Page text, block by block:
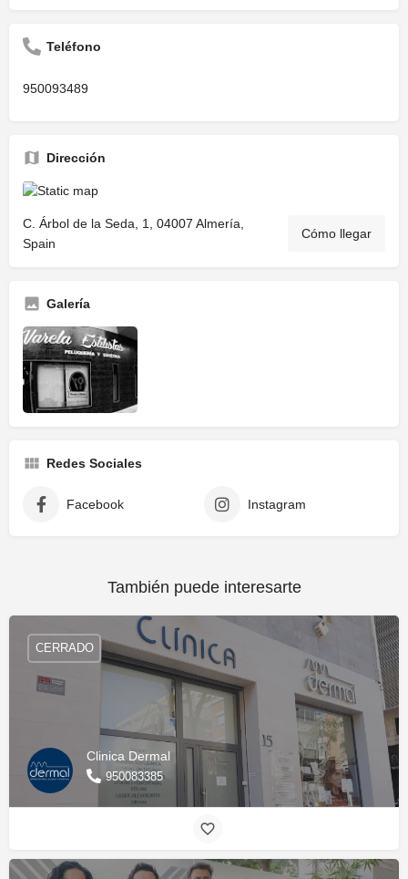
Teléfono
950093489
Dirección
C. Árbol de la Seda, 1, 04007 Almería,
Spain
Cómo llegar
Galería
Redes Sociales
Facebook Instagram
También puede interesarte
Clinica Dermal
950083385
CERRADO